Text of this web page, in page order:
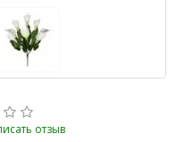
отзыв